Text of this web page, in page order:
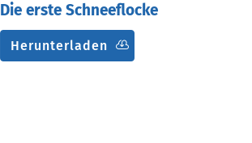
Die erste Schneeflocke
Herunterladen